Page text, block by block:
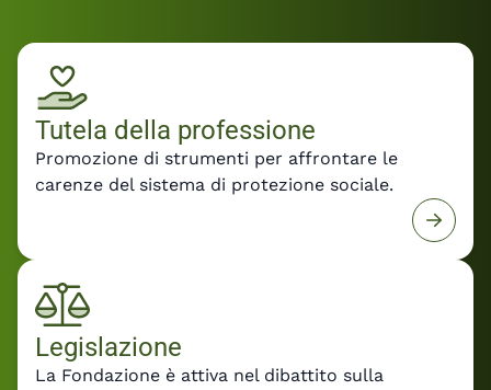
rendere la riforma uno strumento concreto di
crescita e sviluppo delle professioni tecniche.
Leggi il comunicato stampa con le
dichiarazioni del Presidente Felice De Luca e la
posizione di Fondazione Inarcassa sul DDL
Professioni e sulla prossima fase della riforma.
Tutela della professione
Promozione di strumenti per affrontare le
carenze del sistema di protezione sociale.
Legislazione
La Fondazione è attiva nel dibattito sulla